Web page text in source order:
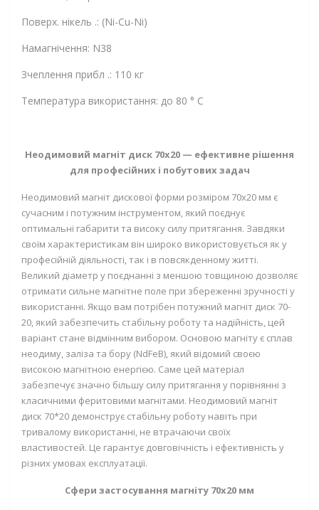
Поверх. нікель .: (Ni-Cu-Ni)
Намагнічення: N38
Зчеплення прибл .: 110 кг
Температура використання: до 80 ° C
Неодимовий магніт диск 70х20 — ефективне рішення
для професійних і побутових задач
Неодимовий магніт дискової форми розміром 70х20 мм є
сучасним і потужним інструментом, який поєднує
оптимальні габарити та високу силу притягання. Завдяки
своїм характеристикам він широко використовується як у
професійній діяльності, так і в повсякденному житті.
Великий діаметр у поєднанні з меншою товщиною дозволяє
отримати сильне магнітне поле при збереженні зручності у
використанні. Якщо вам потрібен потужний магніт диск 70-
20, який забезпечить стабільну роботу та надійність, цей
варіант стане відмінним вибором. Основою магніту є сплав
неодиму, заліза та бору (NdFeB), який відомий своєю
високою магнітною енергією. Саме цей матеріал
забезпечує значно більшу силу притягання у порівнянні з
класичними феритовими магнітами. Неодимовий магніт
диск 70*20 демонструє стабільну роботу навіть при
тривалому використанні, не втрачаючи своїх
властивостей. Це гарантує довговічність і ефективність у
різних умовах експлуатації.
Сфери застосування магніту 70х20 мм